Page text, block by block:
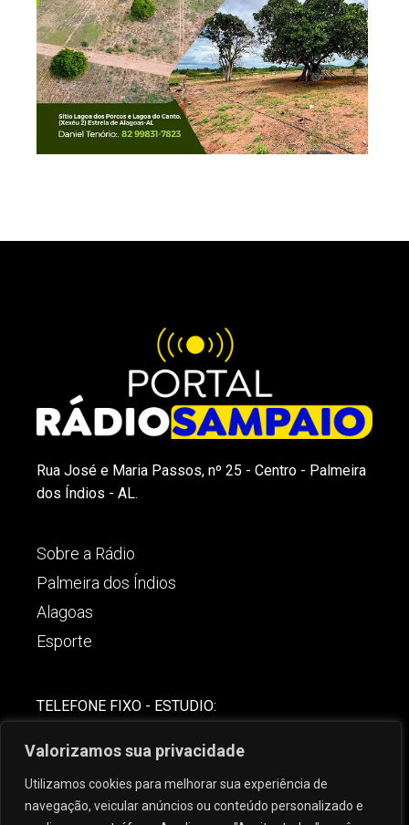
Valorizamos sua privacidade
Utilizamos cookies para melhorar sua experiência de
navegação, veicular anúncios ou conteúdo personalizado e
Rua José e Maria Passos, nº 25 - Centro - Palmeira
dos Índios - AL.
Sobre a Rádio
Palmeira dos Índios
Alagoas
Esporte
TELEFONE FIXO - ESTUDIO:
(82) 99621-8806